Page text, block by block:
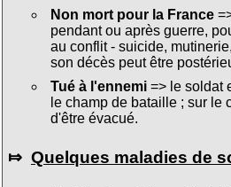
Non mort pour la France
pendant ou après guerre,
au conflit - suicide,
son décès peut être
Tué à l'ennemi=> le soldat
le champ de bataille ; sur le
d'être évacué.
⤇ Quelques maladies de